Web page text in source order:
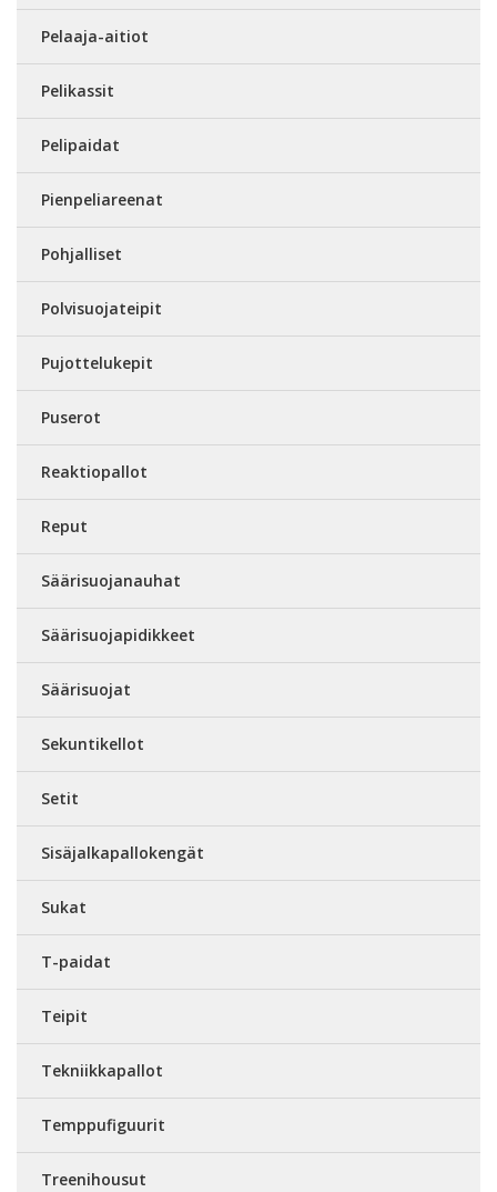
Pelaaja-aitiot
Pelikassit
Pelipaidat
Pienpeliareenat
Pohjalliset
Polvisuojateipit
Pujottelukepit
Puserot
Reaktiopallot
Reput
Säärisuojanauhat
Säärisuojapidikkeet
Säärisuojat
Sekuntikellot
Setit
Sisäjalkapallokengät
Sukat
T-paidat
Teipit
Tekniikkapallot
Temppufiguurit
Treenihousut